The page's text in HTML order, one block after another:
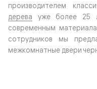
производителем
дерева уже более 25
современным
сотрудников мы
межкомнатные двери